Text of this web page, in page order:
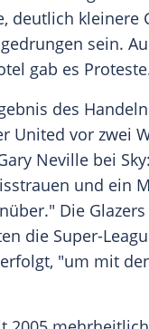
deutlich kleinere
sein.
gab es
des
United vor zwei
Neville bei
und ein
Die Glazers
die Super-
"um mit